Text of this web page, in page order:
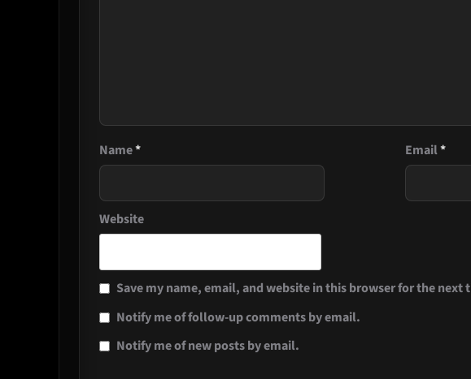
Name* Email*
Website
Save my name, email, and website in this browser for the next
Notify me of follow-up comments by email.
Notify me of new posts by email.